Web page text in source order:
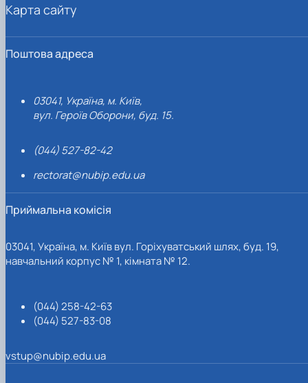
Поштова адреса
03041, Україна, м. Київ,
вул. Героїв Оборони, буд. 15.
(044) 527-82-42
rectorat@nubip.edu.ua
Приймальна комісія
03041, Україна, м. Київ вул. Горіхуватський шлях, буд. 19,
навчальний корпус № 1, кімната № 12.
(044) 258-42-63
(044) 527-83-08
vstup@nubip.edu.ua
Карта сайту